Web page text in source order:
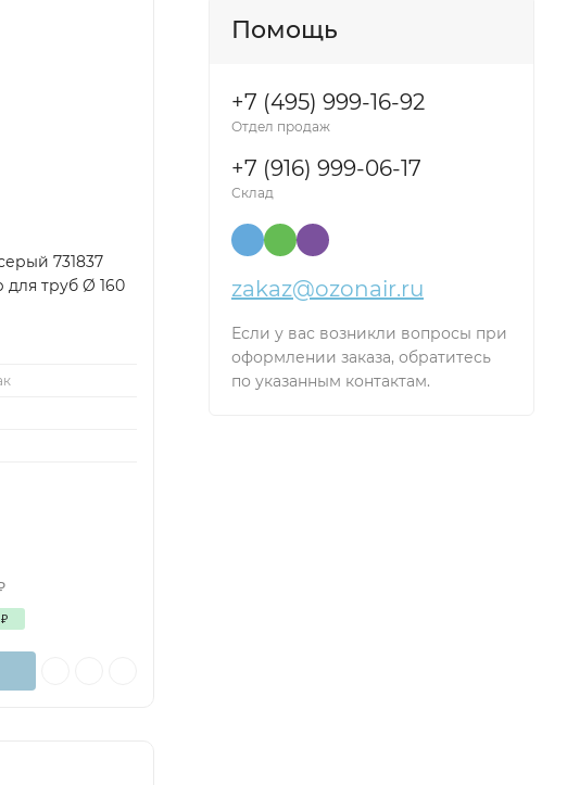
731837
для труб Ø 160
₽
Помощь
+7 (495) 999-16-92
Отдел продаж
+7 (916) 999-06-17
Склад
zakaz@ozonair.ru
Если у вас возникли вопросы при
оформлении заказа, обратитесь
по указанным контактам.